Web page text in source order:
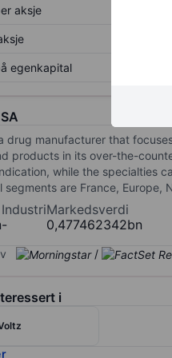
aksje
egenkapital
drug manufacturer that
products in its over-the-
while the specialties
segments are France,
Industri
-
Markedsverdi
0,477462342bn
/
i